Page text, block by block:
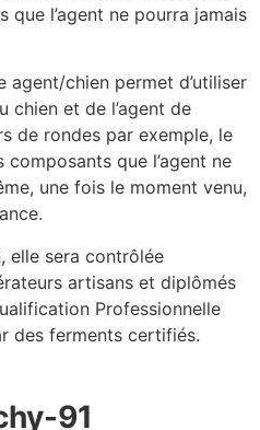
que l’agent ne pourra jamais
agent/chien permet d’utiliser
chien et de l’agent de
de rondes par exemple, le
que l’agent ne
une fois le moment venu,
elle sera contrôlée
artisans et diplômés
Professionnelle
des ferments certifiés.
91